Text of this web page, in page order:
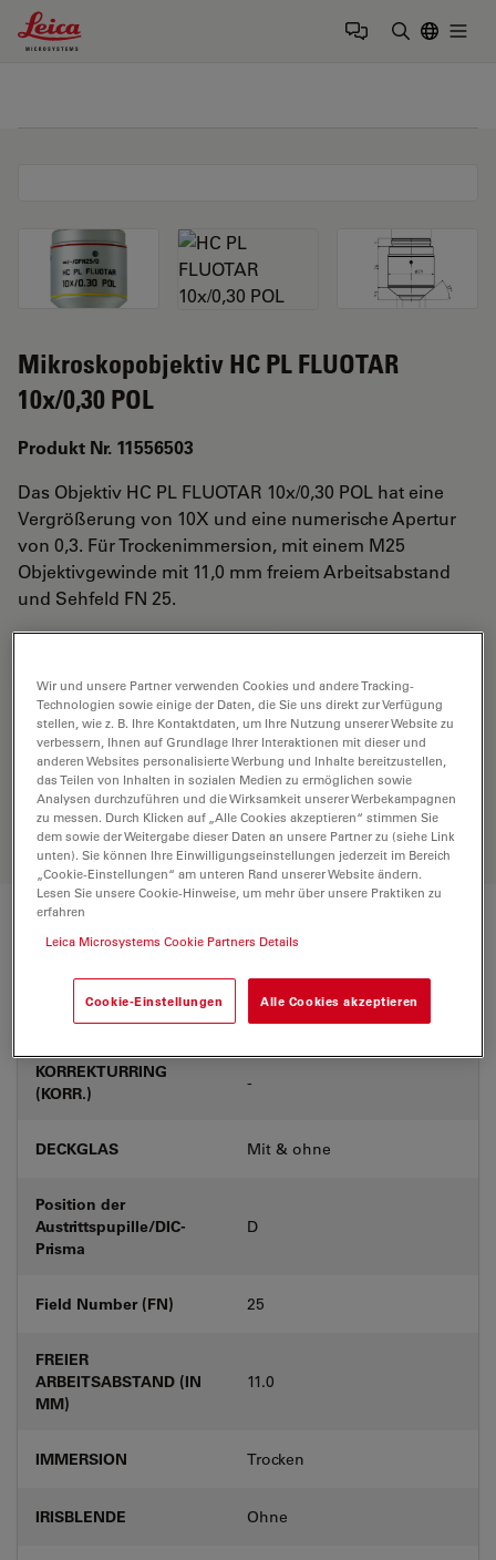
Leica Microsystems Logo
Mikroskopobjektiv HC PL FLUOTAR
10x/0,30 POL
Produkt Nr. 11556503
Das Objektiv HC PL FLUOTAR 10x/0,30 POL hat eine
Vergrößerung von 10X und eine numerische Apertur
von 0,3. Für Trockenimmersion, mit einem M25
Objektivgewinde mit 11,0 mm freiem Arbeitsabstand
und Sehfeld FN 25.
Entdecken Sie die perfekte Lösung.
Erkunden Sie unserenObjective
Finder, vergleichen Sie Alternativen
und finden Sie die beste Lösung für
Ihre Anforderungen.
Technische Daten
KORREKTURRING
(KORR.)
-
DECKGLAS Mit & ohne
Position der
Austrittspupille/DIC-
Prisma
D
Field Number (FN) 25
FREIER
ARBEITSABSTAND (IN
MM)
11.0
IMMERSION Trocken
IRISBLENDE Ohne
Wir und unsere Partner verwenden Cookies und andere Tracking-
Technologien sowie einige der Daten, die Sie uns direkt zur Verfügung
stellen, wie z. B. Ihre Kontaktdaten, um Ihre Nutzung unserer Website zu
verbessern, Ihnen auf Grundlage Ihrer Interaktionen mit dieser und
anderen Websites personalisierte Werbung und Inhalte bereitzustellen,
das Teilen von Inhalten in sozialen Medien zu ermöglichen sowie
Analysen durchzuführen und die Wirksamkeit unserer Werbekampagnen
zu messen. Durch Klicken auf „Alle Cookies akzeptieren“ stimmen Sie
dem sowie der Weitergabe dieser Daten an unsere Partner zu (siehe Link
unten). Sie können Ihre Einwilligungseinstellungen jederzeit im Bereich
„Cookie-Einstellungen“ am unteren Rand unserer Website ändern.
Lesen Sie unsere Cookie-Hinweise, um mehr über unsere Praktiken zu
erfahren
Leica Microsystems Cookie Partners Details
Cookie-Einstellungen Alle Cookies akzeptieren